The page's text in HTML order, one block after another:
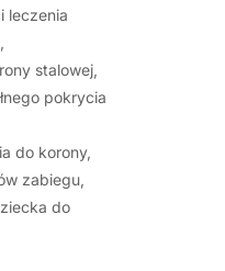
leczenia
stalowej,
pokrycia
do korony,
zabiegu,
do